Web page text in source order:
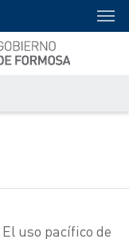
uso pacífico de